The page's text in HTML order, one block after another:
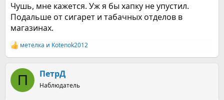
Чушь, мне кажется. Уж я бы хапку не упустил.
Подальше от сигарет и табачных отделов в
магазинах.
Р
е
к
ц
и
метелка и Kotenok2012
П ПетрД
Наблюдатель